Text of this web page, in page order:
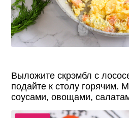
Выложите скрэмбл с
подайте к столу горячим.
соусами, овощами,